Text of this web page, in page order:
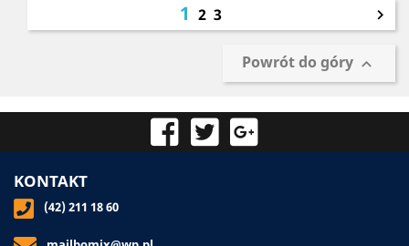
1 2 3 
Powrót do góry 
KONTAKT
(42) 211 18 60